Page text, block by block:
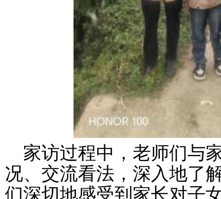
家访过程中， 老师们与
况、交流看法，深入地了
们深切地感受到家长对子